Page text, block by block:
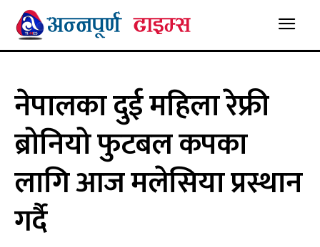
नेपालका दुई महिला रेफ्री
ब्रोनियो फुटबल कपका
लागि आज मलेसिया प्रस्थान
गर्दै